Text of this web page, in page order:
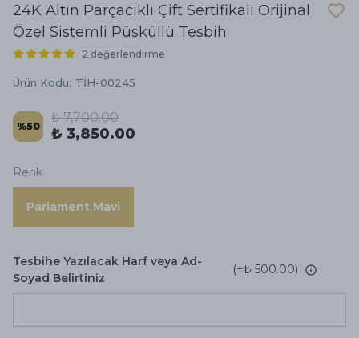
24K Altın Parçacıklı Çift Sertifikalı Orijinal
Özel Sistemli Püsküllü Tesbih
2 değerlendirme
Ürün Kodu: TİH-00245
%50
₺ 7,700.00
₺ 3,850.00
Renk
Parlament Mavi
Tesbihe Yazılacak Harf veya Ad-
Soyad Belirtiniz
(+₺ 500.00)